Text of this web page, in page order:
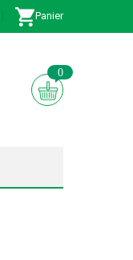
Panier
0